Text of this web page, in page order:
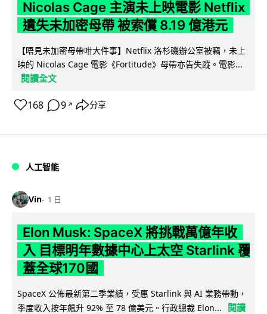
Nicolas Cage 主演未上映電影 Netflix
遺失未加密母帶 被索償 8.19 億港元
【唔見未加密母帶咁大件事】Netflix 洛杉磯辦公室被竊，未上
映的 Nicolas Cage 電影《Fortitude》母帶亦告失蹤。電影...
閱讀全文
168 9 ↗ 分享
人工智能
Vin 1 日
Elon Musk: SpaceX 將挑戰萬億年收
入 目標明年數據中心上太空 Starlink 覆
蓋全球170國
SpaceX 公佈最新第二季業績，受惠 Starlink 與 AI 業務帶動，
季度收入按年飆升 92% 至 78 億美元。行政總裁 Elon...
閱讀